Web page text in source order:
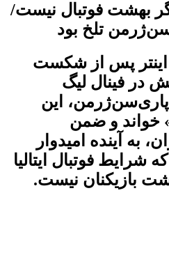
بهشت فوتبال نیست/
تلخ بود
اینتر پس از شکست
تیمش در فینال لیگ
پاری‌سن‌ژرمن، این
خواند و ضمن
به آینده امیدوار
شرایط فوتبال ایتالیا
بازیکنان نیست.